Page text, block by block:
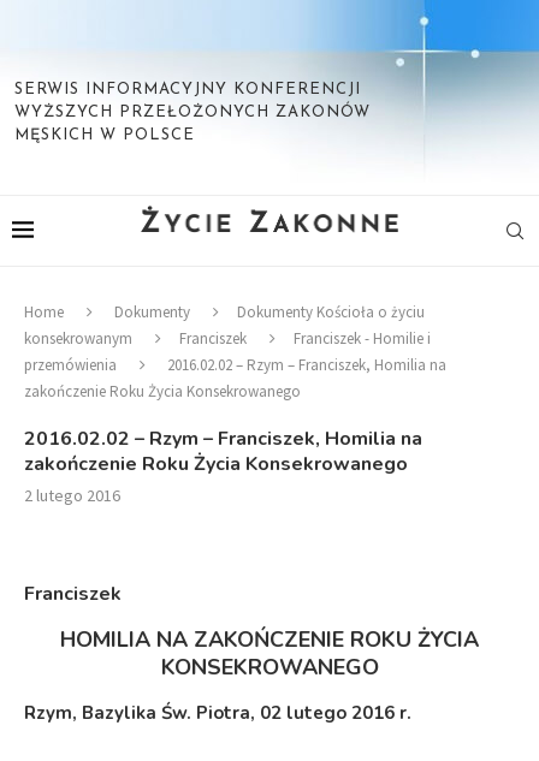
SERWIS INFORMACYJNY KONFERENCJI
WYŻSZYCH PRZEŁOŻONYCH ZAKONÓW
MĘSKICH W POLSCE
Home Dokumenty
Dokumenty Kościoła o życiu
konsekrowanym
Franciszek
Franciszek - Homilie i
przemówienia
2016.02.02 – Rzym – Franciszek, Homilia na
zakończenie Roku Życia Konsekrowanego
2016.02.02 – Rzym – Franciszek, Homilia na
zakończenie Roku Życia Konsekrowanego
2 lutego 2016
Franciszek
HOMILIA NA ZAKOŃCZENIE ROKU ŻYCIA
KONSEKROWANEGO
Rzym, Bazylika Św. Piotra, 02 lutego 2016 r.